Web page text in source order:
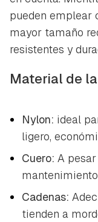
pueden emplear
mayor tamaño
resistentes y
Material de
Nylon: ideal
ligero,
Cuero: A
Cadenas:
tienden a